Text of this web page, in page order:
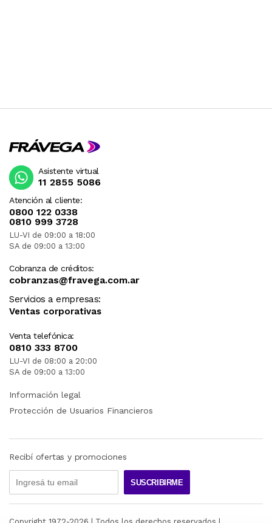
Atención al cliente:
0800 122 0338
0810 999 3728
LU-VI de 09:00 a 18:00
SA de 09:00 a 13:00
Cobranza de créditos:
cobranzas@fravega.com.ar
Servicios a empresas:
Ventas corporativas
Venta telefónica:
0810 333 8700
LU-VI de 08:00 a 20:00
SA de 09:00 a 13:00
Asistente virtual
11 2855 5086
Información legal
Protección de Usuarios Financieros
Recibí ofertas y promociones
SUSCRIBIRME